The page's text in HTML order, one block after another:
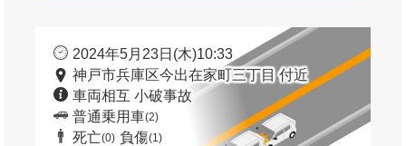
2024年5月23日(木)10:33
神戸市兵庫区今出在家町三丁目 付近
車両相互 小破事故
普通乗用車(2)
死亡(0) 負傷(1)